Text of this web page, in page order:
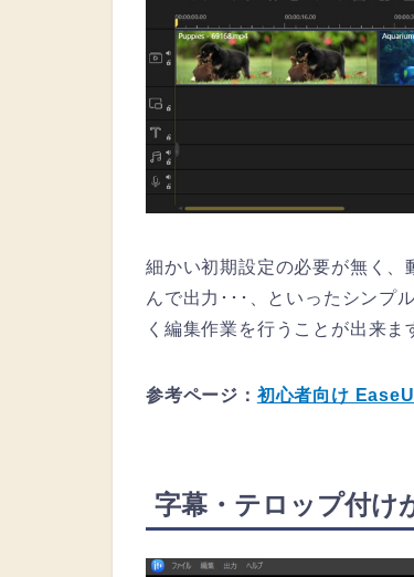
細かい初期設定の必要が無く
んで出力･･･、といったシンプ
く編集作業を行うことが出来ま
参考ページ： 初心者向け
字幕・テロップ付け